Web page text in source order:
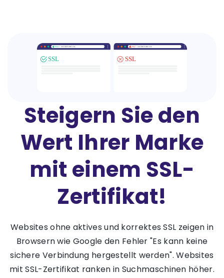
Steigern Sie den
Wert Ihrer Marke
mit einem SSL-
Zertifikat!
Websites ohne aktives und korrektes SSL zeigen in
Browsern wie Google den Fehler "Es kann keine
sichere Verbindung hergestellt werden". Websites
mit SSL-Zertifikat ranken in Suchmaschinen höher.